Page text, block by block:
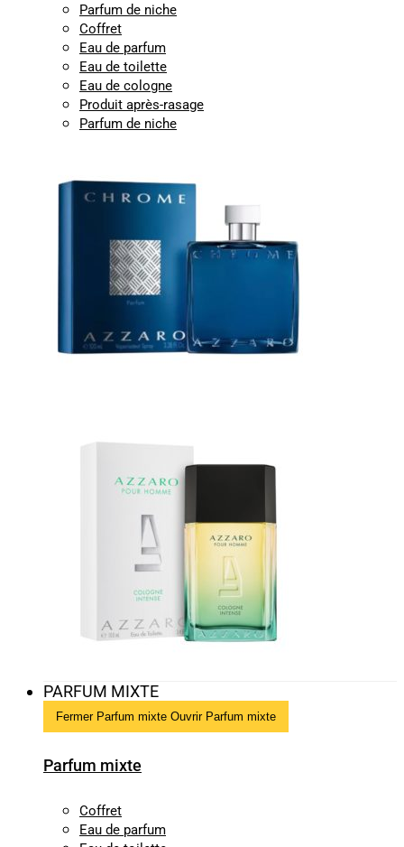
Parfum de niche
Coffret
Eau de parfum
Eau de toilette
Eau de cologne
Produit après-rasage
Parfum de niche
PARFUM MIXTE
Fermer Parfum mixte Ouvrir Parfum mixte
Parfum mixte
Coffret
Eau de parfum